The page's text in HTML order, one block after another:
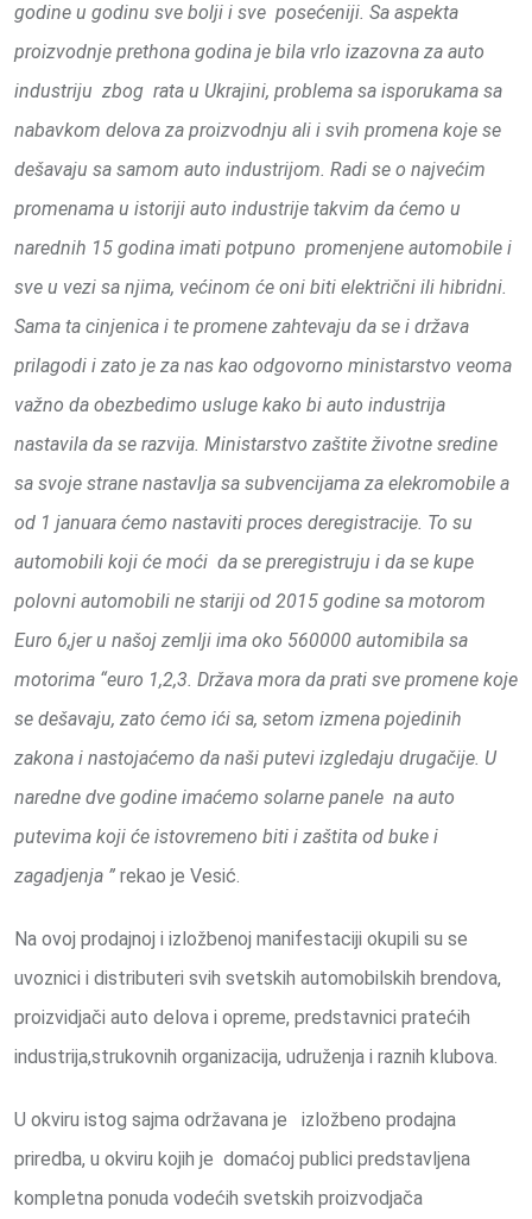
godine u godinu sve bolji i sve posećeniji. Sa aspekta
proizvodnje prethona godina je bila vrlo izazovna za auto
industriju zbog rata u Ukrajini, problema sa isporukama sa
nabavkom delova za proizvodnju ali i svih promena koje se
dešavaju sa samom auto industrijom. Radi se o najvećim
promenama u istoriji auto industrije takvim da ćemo u
narednih 15 godina imati potpuno promenjene automobile i
sve u vezi sa njima, većinom će oni biti električni ili hibridni.
Sama ta cinjenica i te promene zahtevaju da se i država
prilagodi i zato je za nas kao odgovorno ministarstvo veoma
važno da obezbedimo usluge kako bi auto industrija
nastavila da se razvija. Ministarstvo zaštite životne sredine
sa svoje strane nastavlja sa subvencijama za elekromobile a
od 1 januara ćemo nastaviti proces deregistracije. To su
automobili koji će moći da se preregistruju i da se kupe
polovni automobili ne stariji od 2015 godine sa motorom
Euro 6,jer u našoj zemlji ima oko 560000 automibila sa
motorima “euro 1,2,3. Država mora da prati sve promene koje
se dešavaju, zato ćemo ići sa, setom izmena pojedinih
zakona i nastojaćemo da naši putevi izgledaju drugačije. U
naredne dve godine imaćemo solarne panele na auto
putevima koji će istovremeno biti i zaštita od buke i
zagadjenja ” rekao je Vesić.
Na ovoj prodajnoj i izložbenoj manifestaciji okupili su se
uvoznici i distributeri svih svetskih automobilskih brendova,
proizvidjači auto delova i opreme, predstavnici pratećih
industrija,strukovnih organizacija, udruženja i raznih klubova.
U okviru istog sajma održavana je izložbeno prodajna
priredba, u okviru kojih je domaćoj publici predstavljena
kompletna ponuda vodećih svetskih proizvodjača